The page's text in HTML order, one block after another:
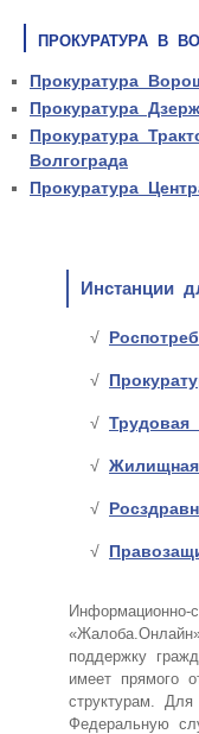
ПРОКУРАТУРА В
Прокуратура
Прокуратура
Прокуратура
Волгограда
Прокуратура
Инстанции
Трудовая
Информационно-
поддержку
имеет прямого
структурам.
Федеральную